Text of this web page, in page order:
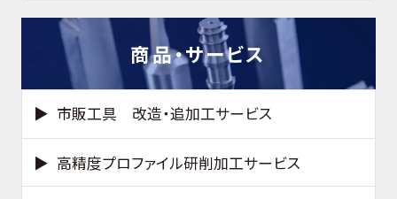
商品・サービス
市販工具 改造・追加工サービス
高精度プロファイル研削加工サービス